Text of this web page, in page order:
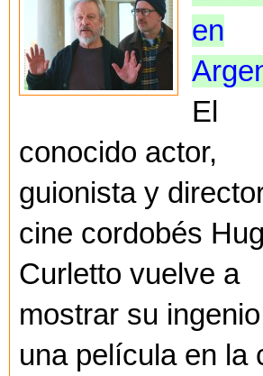
en
El
conocido actor,
guionista y
cine cordobés
Curletto vuelve a
mostrar su
una película en la